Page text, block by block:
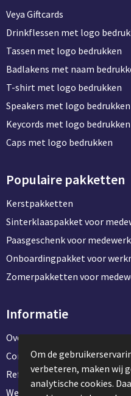
Veya Giftcards
Drinkflessen met logo
Tassen met logo bedrukken
Badlakens met naam
T-shirt met logo bedrukken
Speakers met logo bedrukken
Keycords met logo bedrukken
Caps met logo bedrukken
Populaire pakketten
Kerstpakketten
Sinterklaaspakket voor
Paasgeschenk voor
Onboardingpakket voor
Zomerpakketten voor
Informatie
Over ons
Contact en klantenservice
Referentie projecten
Werken & stage bij AtmR Gifts
Om de
verbeteren, maken wij
analytische cookies.